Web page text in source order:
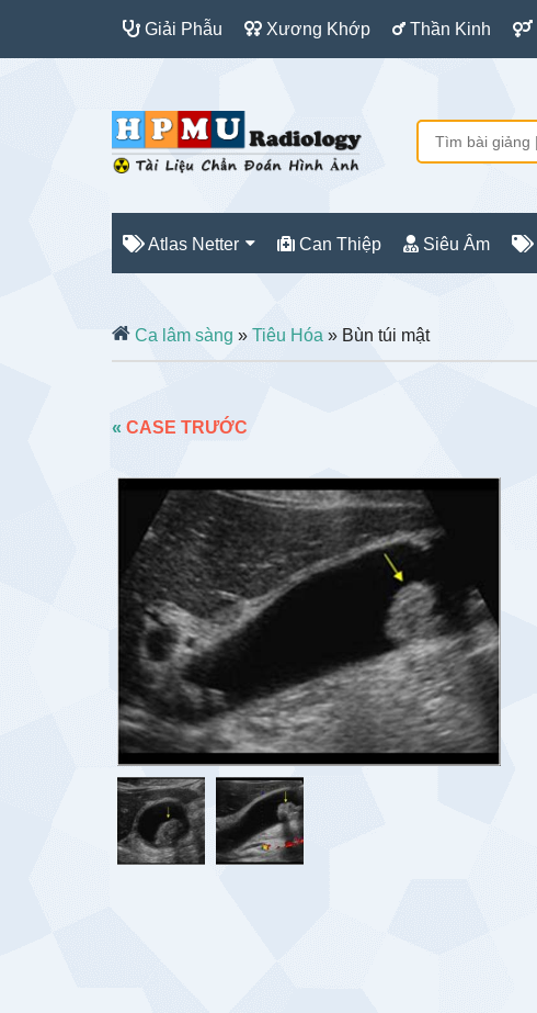
Giải Phẫu Xương Khớp Thần Kinh
Atlas Netter Can Thiệp Siêu Âm
Ca lâm sàng » Tiêu Hóa » Bùn túi mật
« CASE TRƯỚC